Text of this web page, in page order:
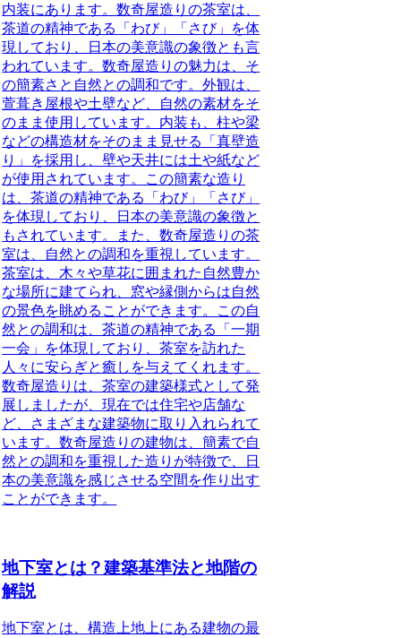
内装にあります。数奇屋造りの茶室は、
茶道の精神である「わび」「さび」を体
現しており、日本の美意識の象徴とも言
われています。数奇屋造りの魅力は、そ
の簡素さと自然との調和です。外観は、
萱葺き屋根や土壁など、自然の素材をそ
のまま使用しています。内装も、柱や梁
などの構造材をそのまま見せる「真壁造
り」を採用し、壁や天井には土や紙など
が使用されています。この簡素な造り
は、茶道の精神である「わび」「さび」
を体現しており、日本の美意識の象徴と
もされています。また、数奇屋造りの茶
室は、自然との調和を重視しています。
茶室は、木々や草花に囲まれた自然豊か
な場所に建てられ、窓や縁側からは自然
の景色を眺めることができます。この自
然との調和は、茶道の精神である「一期
一会」を体現しており、茶室を訪れた
人々に安らぎと癒しを与えてくれます。
数奇屋造りは、茶室の建築様式として発
展しましたが、現在では住宅や店舗な
ど、さまざまな建築物に取り入れられて
います。数奇屋造りの建物は、簡素で自
然との調和を重視した造りが特徴で、日
本の美意識を感じさせる空間を作り出す
ことができます。
地下室とは？建築基準法と地階の
解説
地下室とは、構造上地上にある建物の最